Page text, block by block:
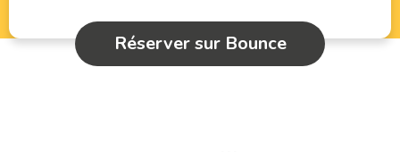
Réserver sur Bounce